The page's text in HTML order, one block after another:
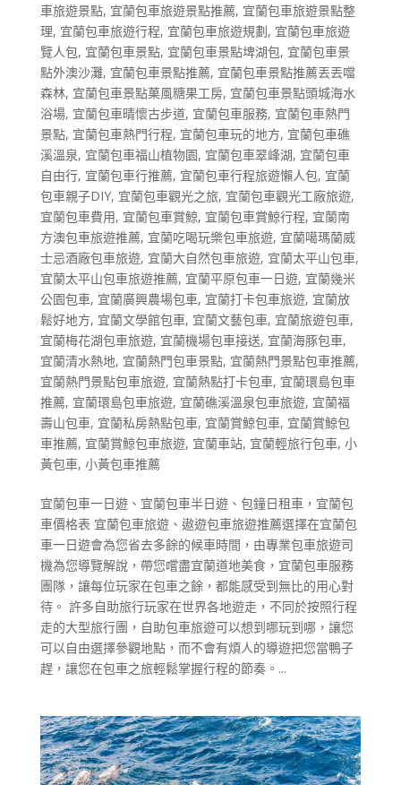
車旅遊景點, 宜蘭包車旅遊景點推薦, 宜蘭包車旅遊景點整
理, 宜蘭包車旅遊行程, 宜蘭包車旅遊規劃, 宜蘭包車旅遊
覽人包, 宜蘭包車景點, 宜蘭包車景點埤湖包, 宜蘭包車景
點外澳沙灘, 宜蘭包車景點推薦, 宜蘭包車景點推薦丟丟噹
森林, 宜蘭包車景點菓風糖果工房, 宜蘭包車景點頭城海水
浴場, 宜蘭包車晴懷古步道, 宜蘭包車服務, 宜蘭包車熱門
景點, 宜蘭包車熱門行程, 宜蘭包車玩的地方, 宜蘭包車礁
溪溫泉, 宜蘭包車福山植物園, 宜蘭包車翠峰湖, 宜蘭包車
自由行, 宜蘭包車行推薦, 宜蘭包車行程旅遊懶人包, 宜蘭
包車親子DIY, 宜蘭包車觀光之旅, 宜蘭包車觀光工廠旅遊,
宜蘭包車費用, 宜蘭包車賞鯨, 宜蘭包車賞鯨行程, 宜蘭南
方澳包車旅遊推薦, 宜蘭吃喝玩樂包車旅遊, 宜蘭噶瑪蘭威
士忌酒廠包車旅遊, 宜蘭大自然包車旅遊, 宜蘭太平山包車,
宜蘭太平山包車旅遊推薦, 宜蘭平原包車一日遊, 宜蘭幾米
公園包車, 宜蘭廣興農場包車, 宜蘭打卡包車旅遊, 宜蘭放
鬆好地方, 宜蘭文學館包車, 宜蘭文藝包車, 宜蘭旅遊包車,
宜蘭梅花湖包車旅遊, 宜蘭機場包車接送, 宜蘭海豚包車,
宜蘭清水熱地, 宜蘭熱門包車景點, 宜蘭熱門景點包車推薦,
宜蘭熱門景點包車旅遊, 宜蘭熱點打卡包車, 宜蘭環島包車
推薦, 宜蘭環島包車旅遊, 宜蘭礁溪溫泉包車旅遊, 宜蘭福
壽山包車, 宜蘭私房熱點包車, 宜蘭賞鯨包車, 宜蘭賞鯨包
車推薦, 宜蘭賞鯨包車旅遊, 宜蘭車站, 宜蘭輕旅行包車, 小
黃包車, 小黃包車推薦
宜蘭包車一日遊、宜蘭包車半日遊、包鐘日租車，宜蘭包
車價格表 宜蘭包車旅遊、遨遊包車旅遊推薦選擇在宜蘭包
車一日遊會為您省去多餘的候車時間，由專業包車旅遊司
機為您導覽解說，帶您嚐盡宜蘭道地美食，宜蘭包車服務
團隊，讓每位玩家在包車之餘，都能感受到無比的用心對
待。 許多自助旅行玩家在世界各地遊走，不同於按照行程
走的大型旅行團，自助包車旅遊可以想到哪玩到哪，讓您
可以自由選擇參觀地點，而不會有煩人的導遊把您當鴨子
趕，讓您在包車之旅輕鬆掌握行程的節奏。...